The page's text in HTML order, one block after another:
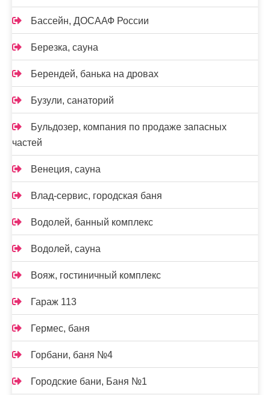
Бассейн, ДОСААФ России
Березка, сауна
Берендей, банька на дровах
Бузули, санаторий
Бульдозер, компания по продаже запасных
частей
Венеция, сауна
Влад-сервис, городская баня
Водолей, банный комплекс
Водолей, сауна
Вояж, гостиничный комплекс
Гараж 113
Гермес, баня
Горбани, баня №4
Городские бани, Баня №1